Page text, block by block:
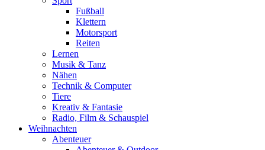
Fußball
Klettern
Motorsport
Reiten
Lernen
Musik & Tanz
Nähen
Technik & Computer
Tiere
Kreativ & Fantasie
Radio, Film & Schauspiel
Weihnachten
Abenteuer